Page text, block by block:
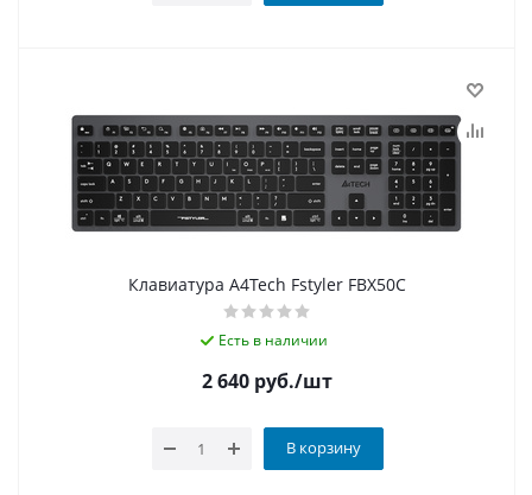
Клавиатура A4Tech Fstyler FBX50C
Есть в наличии
2 640 руб./шт
В корзину